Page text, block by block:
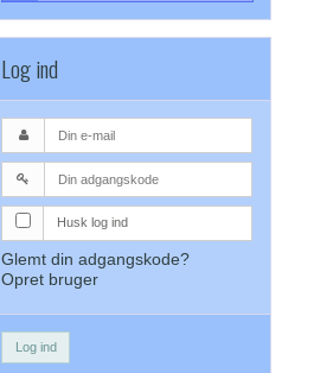
Log ind
Husk log ind
Glemt din adgangskode?
Opret bruger
Log ind